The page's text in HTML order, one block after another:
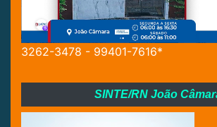
3262-3478 - 99401-7616*
SINTE/RN João